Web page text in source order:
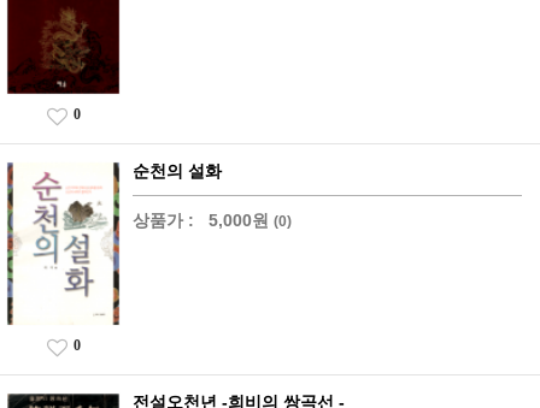
0
순천의 설화
상품가 : 5,000원 (0)
0
전설오천년 -희비의 쌍곡선 -